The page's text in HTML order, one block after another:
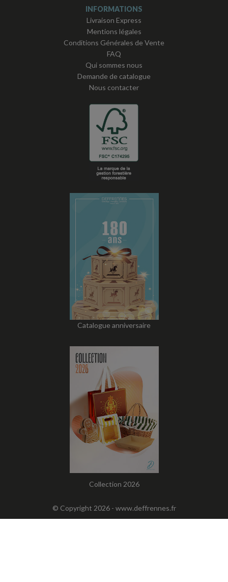
INFORMATIONS
Livraison Express
Mentions légales
Conditions Générales de Vente
FAQ
Qui sommes nous
Demande de catalogue
Nous contacter
Catalogue anniversaire
Collection 2026
© Copyright 2026 - www.deffrennes.fr